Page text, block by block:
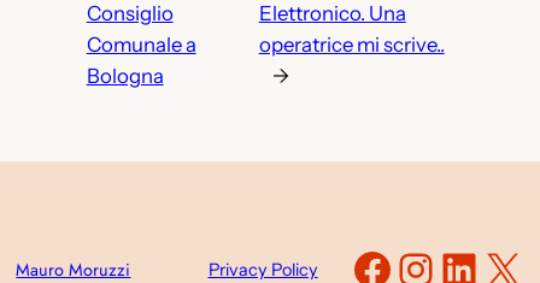
Consiglio
Comunale a
Bologna
Elettronico. Una
operatrice mi scrive..
→
Mauro Moruzzi Privacy Policy X